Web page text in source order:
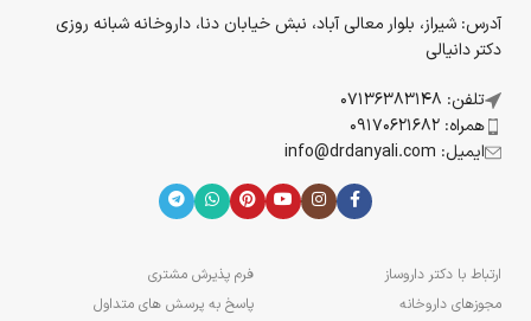
آدرس: شیراز، بلوار معالی آباد، نبش خیابان دنا، داروخانه شبانه روزی
دکتر دانیالی
تلفن: 07136383148
همراه: 09170621682
ایمیل: info@drdanyali.com
ارتباط با دکتر داروساز
مجوزهای داروخانه
فرم پذیرش مشتری
پاسخ به پرسش های متداول